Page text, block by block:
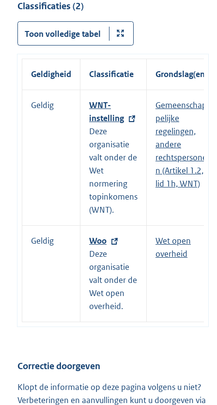
Classificaties (2)
Toon volledige tabel
Geldigheid Classificatie Grondslag(en)
Geldig
E
x
t
e
r
n
e
l
i
n
k
:
WNT-
instelling
Deze
organisatie
valt onder de
Wet
normering
topinkomens
(WNT).
Gemeenschap
pelijke
regelingen,
andere
rechtspersone
n (Artikel 1.2,
lid 1h, WNT)
Geldig
E
x
t
e
r
n
e
k
:
Woo
Deze
organisatie
valt onder de
Wet open
overheid.
Wet open
overheid
Correctie doorgeven
Klopt de informatie op deze pagina volgens u niet?
Verbeteringen en aanvullingen kunt u doorgeven via